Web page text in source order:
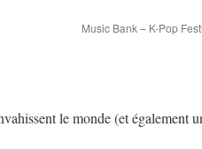
Music Bank – K-Pop
le monde (et également